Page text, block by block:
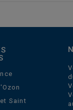
Saint